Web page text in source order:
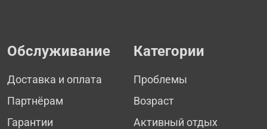
Обслуживание
Доставка и оплата
Партнёрам
Гарантии
Категории
Проблемы
Возраст
Активный отдых